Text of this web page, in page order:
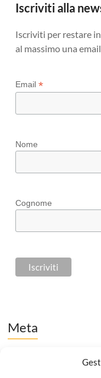
Iscriviti alla
Iscriviti per restare
al massimo una
Email*
Nome
Cognome
Meta